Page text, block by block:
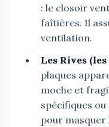
: le closoir
faîtières. Il
ventilation.
Les Rives
plaques
moche et
spécifiques
pour masquer